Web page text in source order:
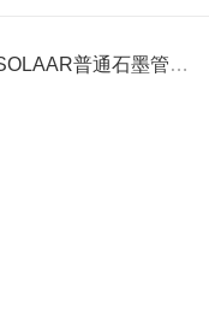
普通石墨管规格齐全